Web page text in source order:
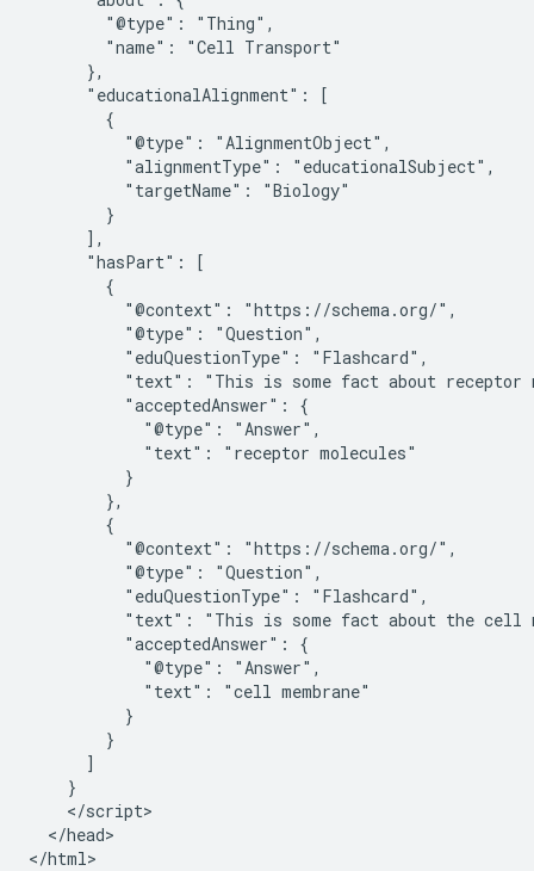
        "@type": "Thing",
        "name": "Cell Transport"
      },
      "educationalAlignment": [
        {
          "@type": "AlignmentObject",
          "alignmentType": "educationalSubject",
          "targetName": "Biology"
        }
      ],
      "hasPart": [
        {
          "@context": "https://schema.org/",
          "@type": "Question",
          "eduQuestionType": "Flashcard",
"text": "This is some fact about receptor
          "acceptedAnswer": {
            "@type": "Answer",
            "text": "receptor molecules"
          }
        },
        {
          "@context": "https://schema.org/",
          "@type": "Question",
          "eduQuestionType": "Flashcard",
"text": "This is some fact about the cell
          "acceptedAnswer": {
            "@type": "Answer",
            "text": "cell membrane"
          }
        }
      ]
    }
    </script>
  </head>
</html>